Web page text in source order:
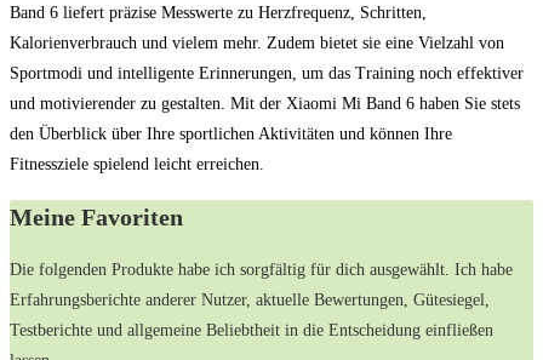
Band 6 liefert präzise Messwerte zu Herzfrequenz, Schritten,
Kalorienverbrauch und vielem mehr. Zudem bietet sie eine Vielzahl von
Sportmodi und intelligente Erinnerungen, um das Training noch effektiver
und motivierender zu gestalten. Mit der Xiaomi Mi Band 6 haben Sie stets
den Überblick über Ihre sportlichen Aktivitäten und können Ihre
Fitnessziele spielend leicht erreichen.
Meine⁢ Favoriten
Die ‌folgenden Produkte habe ⁢ich sorgfältig ⁤für dich‌ ausgewählt. Ich habe
Erfahrungsberichte ⁣anderer Nutzer,‌ aktuelle⁤ Bewertungen, Gütesiegel,
Testberichte und allgemeine Beliebtheit in die Entscheidung einfließen